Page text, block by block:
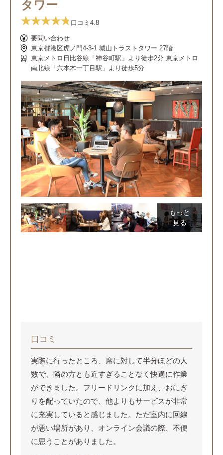
タワー
口コミ 4.8
要問い合わせ
東京都港区虎ノ門4-3-1 城山トラストタワー 27階
東京メトロ日比谷線「神谷町駅」より徒歩2分 東京メトロ
南北線「六本木一丁目駅」より徒歩5分
もっと
見る
口コミ
実際に行ったところ、席に対して半分ほどの人
数で、隣の方とも近すぎることなく快適に作業
ができました。フリードリンクに加え、おにぎ
りを配っていたので、他よりもサービスが非常
に充実していると感じました。ただ室内に回線
が悪い場所があり、オンライン会議の際、不便
に思うことがありました。